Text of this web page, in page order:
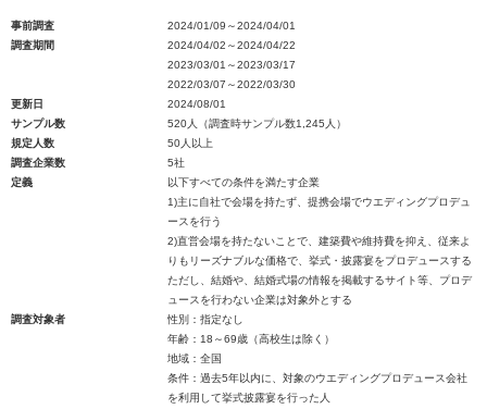
事前調査
2024/01/09～2024/04/01
調査期間
2024/04/02～2024/04/22
2023/03/01～2023/03/17
2022/03/07～2022/03/30
更新日
2024/08/01
サンプル数
520人（調査時サンプル数1,245人）
規定人数
50人以上
調査企業数
5社
定義
以下すべての条件を満たす企業
1)主に自社で会場を持たず、提携会場でウエディングプロデュ
ースを行う
2)直営会場を持たないことで、建築費や維持費を抑え、従来よ
りもリーズナブルな価格で、挙式・披露宴をプロデュースする
ただし、結婚や、結婚式場の情報を掲載するサイト等、プロデ
ュースを行わない企業は対象外とする
調査対象者
性別：指定なし
年齢：18～69歳（高校生は除く）
地域：全国
条件：過去5年以内に、対象のウエディングプロデュース会社
を利用して挙式披露宴を行った人